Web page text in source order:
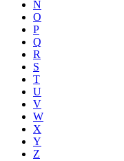
N
O
P
Q
R
S
T
U
V
W
X
Y
Z